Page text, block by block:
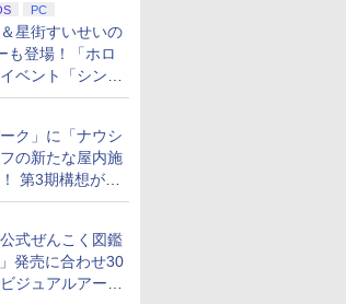
PC
星街すいせいの
登場！「ホロ
ベント「シンク
パークル」がス
ーク」に「ナウシ
の新たな屋内施
第3期構想が公
公式ぜんこく図鑑
発売に合わせ30
ジュアルアート